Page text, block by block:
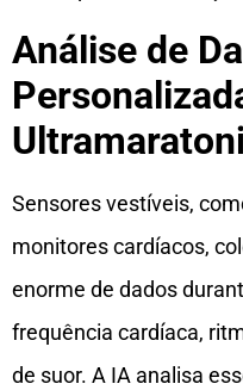
Análise de
Sensores vestíveis,
monitores cardíacos,
enorme de dados
frequência cardíaca,
de suor. A IA analisa